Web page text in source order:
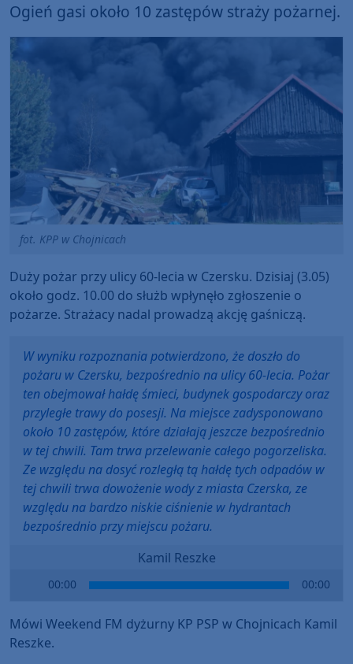
Ogień gasi około 10 zastępów straży pożarnej.
fot. KPP w Chojnicach
Duży pożar przy ulicy 60-lecia w Czersku. Dzisiaj (3.05)
około godz. 10.00 do służb wpłynęło zgłoszenie o
pożarze. Strażacy nadal prowadzą akcję gaśniczą.
W wyniku rozpoznania potwierdzono, że doszło do
pożaru w Czersku, bezpośrednio na ulicy 60-lecia. Pożar
ten obejmował hałdę śmieci, budynek gospodarczy oraz
przyległe trawy do posesji. Na miejsce zadysponowano
około 10 zastępów, które działają jeszcze bezpośrednio
w tej chwili. Tam trwa przelewanie całego pogorzeliska.
Ze względu na dosyć rozległą tą hałdę tych odpadów w
tej chwili trwa dowożenie wody z miasta Czerska, ze
względu na bardzo niskie ciśnienie w hydrantach
bezpośrednio przy miejscu pożaru.
Kamil Reszke
00:00 00:00
Mówi Weekend FM dyżurny KP PSP w Chojnicach Kamil
Reszke.